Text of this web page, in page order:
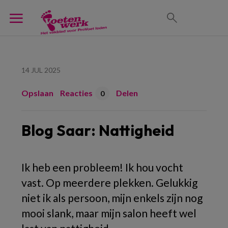
14 JUL 2025
Opslaan Reacties 0 Delen
Blog Saar: Nattigheid
Ik heb een probleem! Ik hou vocht
vast. Op meerdere plekken. Gelukkig
niet ik als persoon, mijn enkels zijn nog
mooi slank, maar mijn salon heeft wel